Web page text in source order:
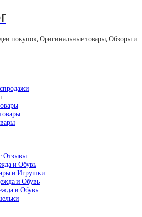
покупок, Оригинальные товары, Обзоры и
Отзывы
и Обувь
и Игрушки
и Обувь
и Обувь